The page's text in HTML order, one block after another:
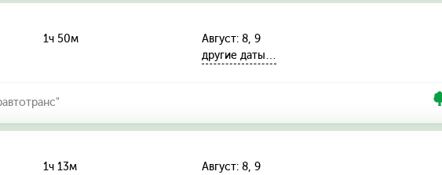
1ч 50м
Август: 8, 9
другие даты…
1ч 13м
Август: 8, 9